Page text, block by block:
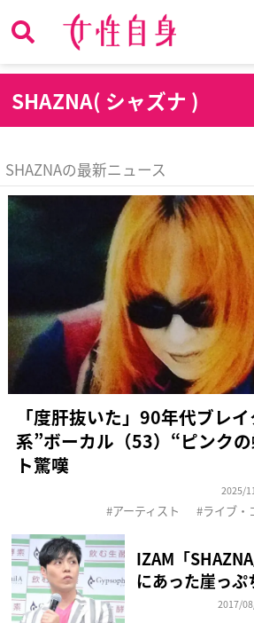
SHAZNA( シャズナ )
SHAZNAの最新ニュース
「度肝抜いた」90年代ブレ
系”ボーカル（53）“ピンク
ト驚嘆
2025/
アーティスト ライブ・
IZAM「
にあった崖っぷ
2017/